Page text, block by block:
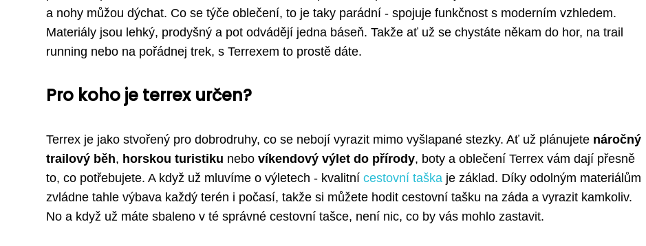
a nohy můžou dýchat. Co se týče oblečení, to je taky parádní - spojuje funkčnost s moderním vzhledem.
Materiály jsou lehký, prodyšný a pot odvádějí jedna báseň. Takže ať už se chystáte někam do hor, na trail
running nebo na pořádnej trek, s Terrexem to prostě dáte.
Pro koho je terrex určen?
Terrex je jako stvořený pro dobrodruhy, co se nebojí vyrazit mimo vyšlapané stezky. Ať už plánujete náročný
trailový běh, horskou turistiku nebo víkendový výlet do přírody, boty a oblečení Terrex vám dají přesně
to, co potřebujete. A když už mluvíme o výletech - kvalitní cestovní taška je základ. Díky odolným materiálům
zvládne tahle výbava každý terén i počasí, takže si můžete hodit cestovní tašku na záda a vyrazit kamkoliv.
No a když už máte sbaleno v té správné cestovní tašce, není nic, co by vás mohlo zastavit.